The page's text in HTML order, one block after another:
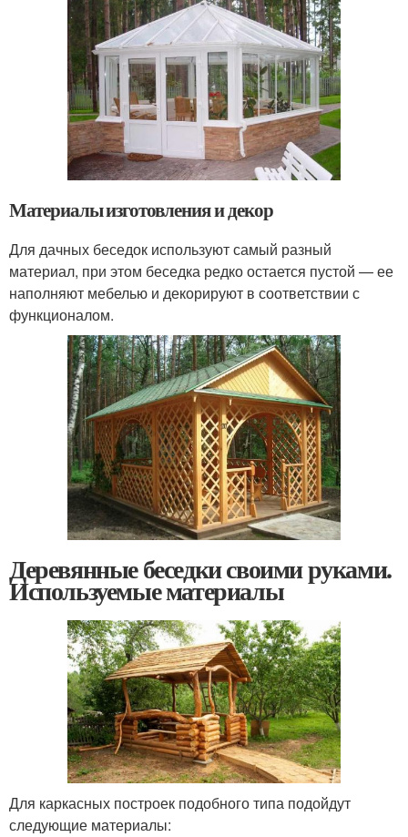
Материалы изготовления и декор
Для дачных беседок используют самый разный
материал, при этом беседка редко остается пустой — ее
наполняют мебелью и декорируют в соответствии с
функционалом.
Деревянные беседки своими руками.
Используемые материалы
Для каркасных построек подобного типа подойдут
следующие материалы: